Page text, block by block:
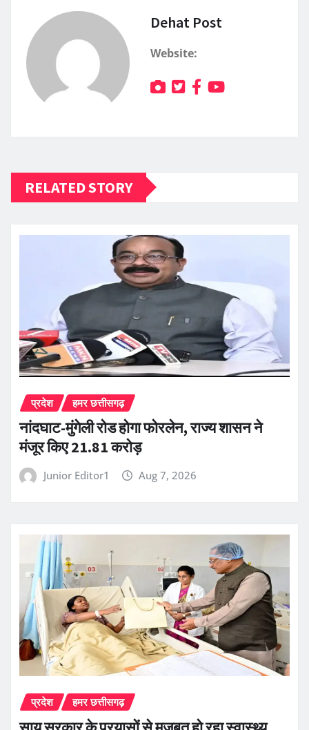
Dehat Post
Website:
RELATED STORY
प्रदेश हमर छत्तीसगढ़
नांदघाट-मुंगेली रोड होगा फोरलेन, राज्य शासन ने
मंजूर किए 21.81 करोड़
Junior Editor1 Aug 7, 2026
प्रदेश हमर छत्तीसगढ़